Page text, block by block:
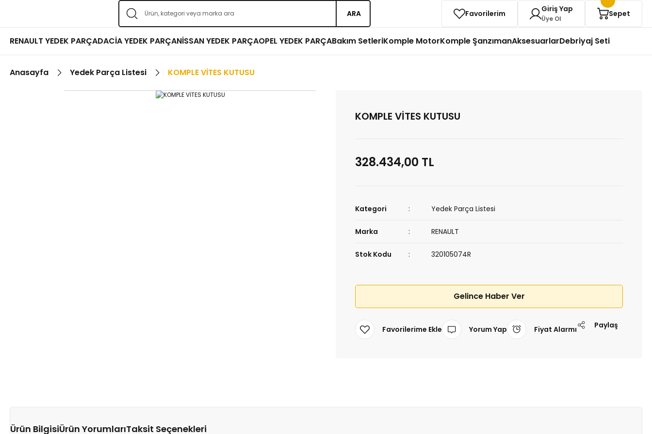
ARA Favorilerim Giriş Yap
Üye Ol
Sepet
RENAULT YEDEK PARÇADACİA YEDEK PARÇANİSSAN YEDEK PARÇAOPEL YEDEK PARÇABakım SetleriKomple MotorKomple ŞanzımanAksesuarlarDebriyaj Seti
Anasayfa Yedek Parça Listesi KOMPLE VİTES KUTUSU
KOMPLE VİTES KUTUSU
328.434,00 TL
Kategori Yedek Parça Listesi
Marka RENAULT
Stok Kodu 320105074R
Gelince Haber Ver
Yorum Yap Fiyat Alarmı Paylaş
Ürün BilgisiÜrün YorumlarıTaksit Seçenekleri